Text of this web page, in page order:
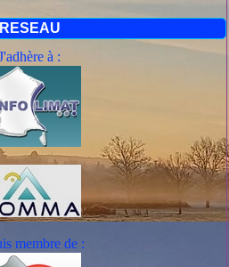
RESEAU
à :
membre de :